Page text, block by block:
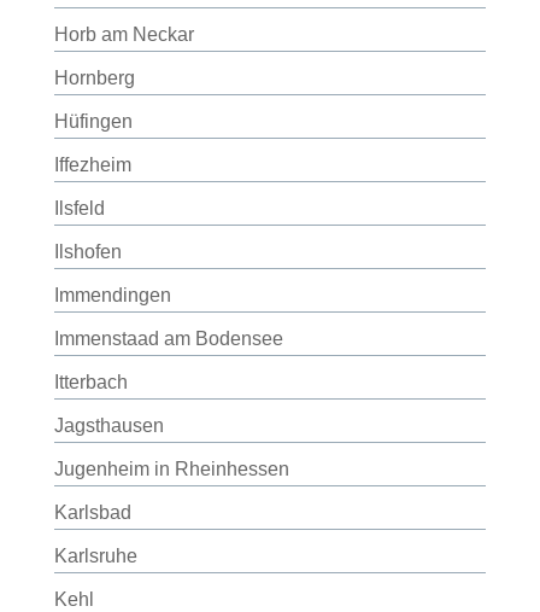
Horb am Neckar
Hornberg
Hüfingen
Iffezheim
Ilsfeld
Ilshofen
Immendingen
Immenstaad am Bodensee
Itterbach
Jagsthausen
Jugenheim in Rheinhessen
Karlsbad
Karlsruhe
Kehl